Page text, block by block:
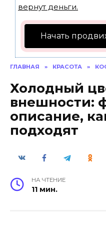
вернут деньги.
Начать
ГЛАВНАЯ » КРАСОТА »
Холодный
внешности:
описание,
подходят
НА ЧТЕНИЕ
11 мин.